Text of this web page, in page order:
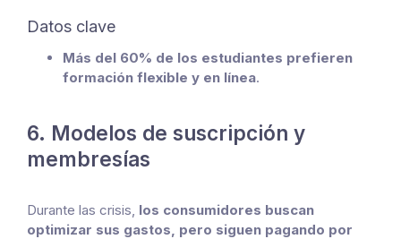
Datos clave
Más del 60% de los estudiantes prefieren
formación flexible y en línea.
6. Modelos de suscripción y
membresías
Durante las crisis, los consumidores buscan
optimizar sus gastos, pero siguen pagando por